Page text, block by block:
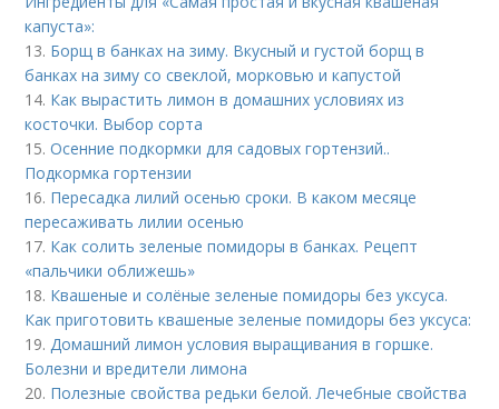
капуста»:
13. Борщ в банках на зиму. Вкусный и густой борщ в
банках на зиму со свеклой, морковью и капустой
14. Как вырастить лимон в домашних условиях из
косточки. Выбор сорта
15.Осенние подкормки для садовых гортензий..
Подкормка гортензии
16. Пересадка лилий осенью сроки. В каком месяце
пересаживать лилии осенью
17. Как солить зеленые помидоры в банках. Рецепт
«пальчики оближешь»
18. Квашеные и солёные зеленые помидоры без уксуса.
Как приготовить квашеные зеленые помидоры без уксуса:
19. Домашний лимон условия выращивания в горшке.
Болезни и вредители лимона
20. Полезные свойства редьки белой. Лечебные свойства